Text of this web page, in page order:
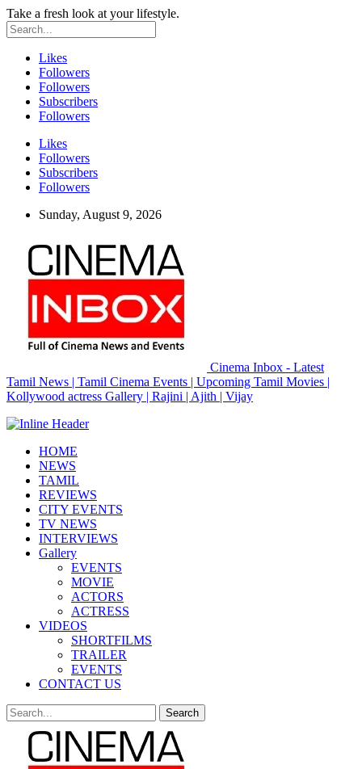
Take a fresh look at your lifestyle.
Likes
Followers
Followers
Subscribers
Followers
Likes
Followers
Subscribers
Followers
Sunday, August 9, 2026
Cinema Inbox - Latest
Tamil News | Tamil Cinema Events | Upcoming Tamil Movies |
Kollywood actress Gallery | Rajini | Ajith | Vijay
HOME
NEWS
TAMIL
REVIEWS
CITY EVENTS
TV NEWS
INTERVIEWS
Gallery
EVENTS
MOVIE
ACTORS
ACTRESS
VIDEOS
SHORTFILMS
TRAILER
EVENTS
CONTACT US